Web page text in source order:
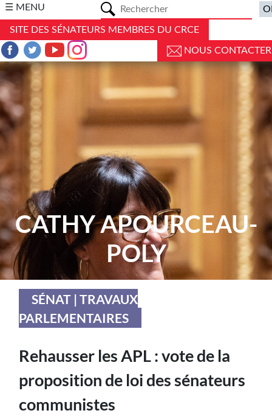
☰ MENU
SITE DES SÉNATEURS MEMBRES DU CRCE
NOUS CONTACTER
CATHY APOURCEAU-
POLY
SÉNAT | TRAVAUX
PARLEMENTAIRES
Rehausser les APL : vote de la
proposition de loi des sénateurs
communistes